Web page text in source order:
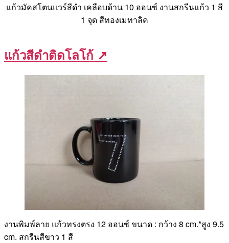
แก้วมัคสโตนแวร์สีดำ เคลือบด้าน 10 ออนซ์ งานสกรีนแก้ว 1 สี
1 จุด สีทองเมทาลิค
แก้วสีดำติดโลโก้ ↗
งานพิมพ์ลาย แก้วทรงตรง 12 ออนซ์ ขนาด : กว้าง 8 cm.*สูง 9.5
cm. สกรีนสีขาว 1 สี